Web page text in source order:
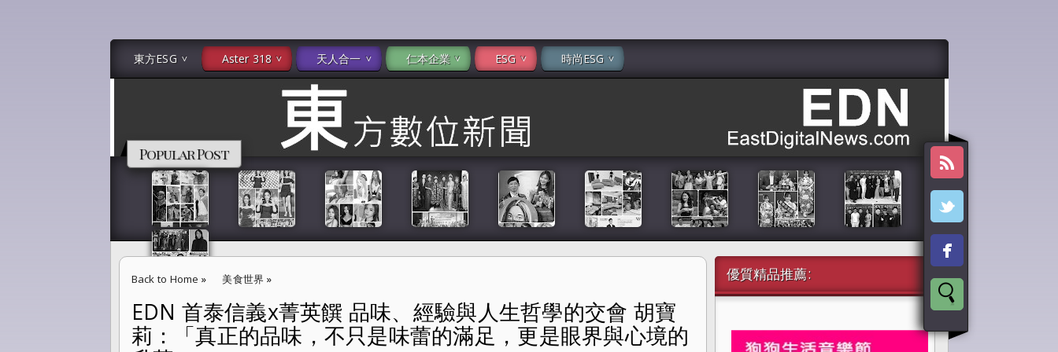
東方ESG Aster 318 天人合一 仁本企業 ESG 時尚ESG
Popular Post
Back to Home » 美食世界 »
EDN 首泰信義x菁英饌 品味、經驗與人生哲學的交會 胡寶莉：「真正的品味，不只是味蕾的滿足，更是眼界
與心境的升華。」
EDN 首泰信義x菁英饌 品味、經驗與人生哲學的交會 胡寶
莉：「真正的品味，不只是味蕾的滿足，更是眼界與心境的
優質精品推薦: